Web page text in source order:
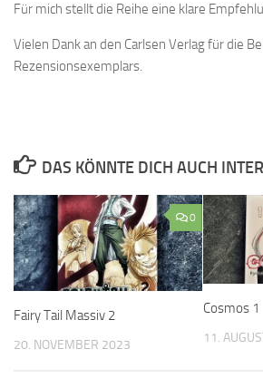
Für mich stellt die Reihe eine klare
Vielen Dank an den Carlsen Verlag für die
Rezensionsexemplars.
DAS KÖNNTE DICH AUCH
0
Fairy Tail Massiv 2
20. NOVEMBER 2023
Cosmos 1
11.